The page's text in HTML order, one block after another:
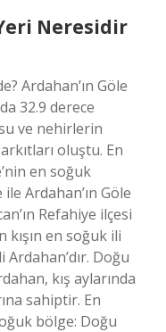
Neresidir
Ardahan’ın Göle
32.9 derece
ve nehirlerin
oluştu. En
en soğuk
Ardahan’ın Göle
Refahiye ilçesi
en soğuk ili
Doğu
kış aylarında
sahiptir. En
bölge: Doğu